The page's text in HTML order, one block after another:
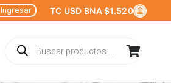
Ingresar TC USD BNA $1.520
Búsqueda
de